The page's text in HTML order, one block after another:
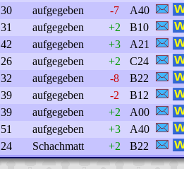
30 aufgegeben -7
A40
31 aufgegeben +2
B10
42 aufgegeben +3
A21
26 aufgegeben +2
C24
32 aufgegeben -8
B22
39 aufgegeben -2
B12
39 aufgegeben +2
A00
51 aufgegeben +3
A40
24 Schachmatt +2 B22